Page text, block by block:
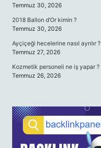
Temmuz 30, 2026
2018 Ballon d’Or kimin ?
Temmuz 30, 2026
Ayçiçeği hecelerine nasıl ayrılır ?
Temmuz 27, 2026
Kozmetik personeli ne iş yapar ?
Temmuz 26, 2026